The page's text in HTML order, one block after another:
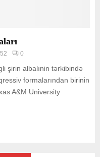
0
şirin albalınin tərkibində
formalarından birinin
A&M University